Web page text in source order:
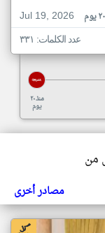
Jul 19, 2026
عدد الكلمات: ٣٣١
منذ ٢٠
يوم
من
مصادر أخرى